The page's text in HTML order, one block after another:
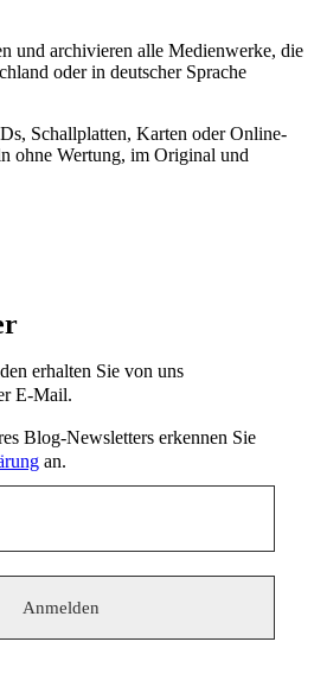
und archivieren alle Medienwerke, die
oder in deutscher Sprache
Schallplatten, Karten oder Online-
ohne Wertung, im Original und
erhalten Sie von uns
E-Mail.
Blog-Newsletters erkennen Sie
an.